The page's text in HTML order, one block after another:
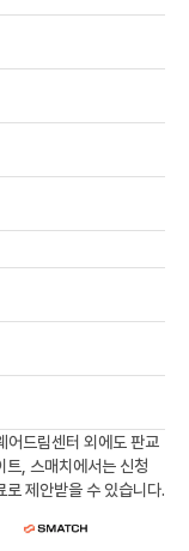
어드림센터 외에도 판교
트, 스매치에서는 신청
제안받을 수 있습니다.